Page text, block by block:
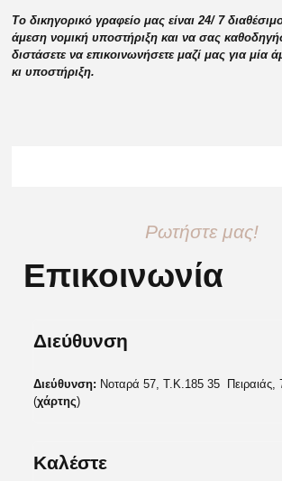
Το δικηγορικό γραφείο μας είναι 24/ 7
άμεση νομική υποστήριξη και να σας
διστάσετε να επικοινωνήσετε μαζί μας για μία
κι υποστήριξη.
Ρωτήστε μας!
Επικοινωνία
Διεύθυνση
Διεύθυνση: Νοταρά 57, Τ.Κ.185 35 Πειραιάς,
(χάρτης)
Καλέστε